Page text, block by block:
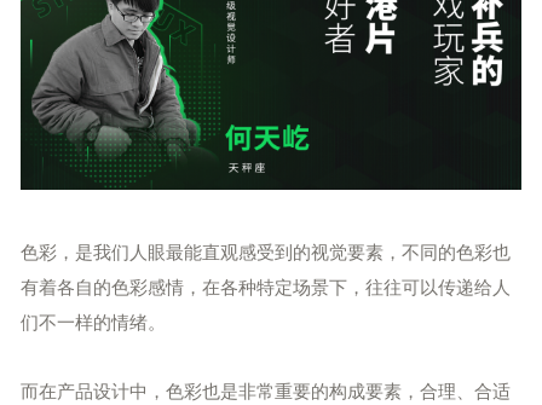
色彩，是我们人眼最能直观感受到的视觉要素，不同的色彩也
有着各自的色彩感情，在各种特定场景下，往往可以传递给人
们不一样的情绪。
而在产品设计中，色彩也是非常重要的构成要素，合理、合适